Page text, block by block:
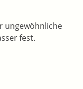
ungewöhnliche
fest.